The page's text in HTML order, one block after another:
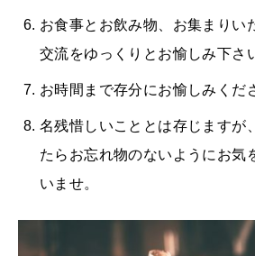
お食事とお飲み物、お集まりい
交流をゆっくりとお愉しみ下さ
お時間まで存分にお愉しみくだ
名残惜しいこととは存じますが
たらお忘れ物のないようにお気
いませ。